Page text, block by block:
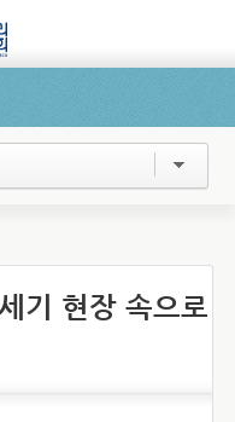
기 현장 속으로